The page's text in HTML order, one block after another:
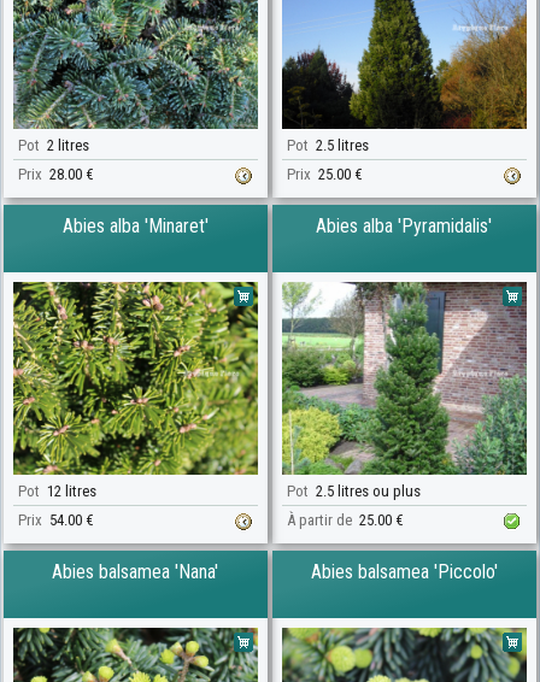
Pot 2 litres
Prix 28.00 €
Pot 2.5 litres
Prix 25.00 €
Abies alba 'Minaret'
Pot 12 litres
Prix 54.00 €
Abies alba 'Pyramidalis'
Pot 2.5 litres ou plus
À partir de 25.00 €
Abies balsamea 'Nana' Abies balsamea 'Piccolo'